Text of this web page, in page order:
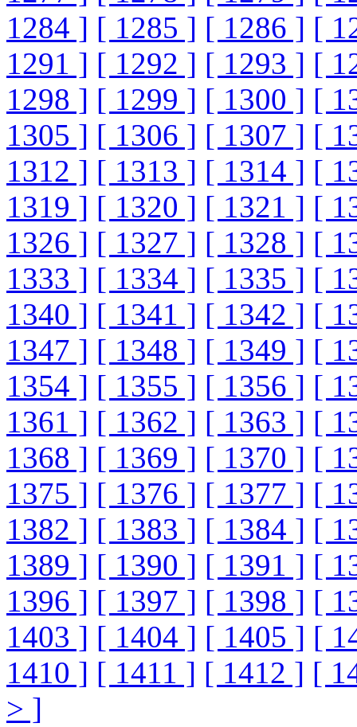
1284 ] [ 1285 ] [ 1286 ] [
1291 ] [ 1292 ] [ 1293 ] [
1298 ] [ 1299 ] [ 1300 ] [
1305 ] [ 1306 ] [ 1307 ] [
1312 ] [ 1313 ] [ 1314 ] [
1319 ] [ 1320 ] [ 1321 ] [
1326 ] [ 1327 ] [ 1328 ] [
1333 ] [ 1334 ] [ 1335 ] [
1340 ] [ 1341 ] [ 1342 ] [
1347 ] [ 1348 ] [ 1349 ] [
1354 ] [ 1355 ] [ 1356 ] [
1361 ] [ 1362 ] [ 1363 ] [
1368 ] [ 1369 ] [ 1370 ] [
1375 ] [ 1376 ] [ 1377 ] [
1382 ] [ 1383 ] [ 1384 ] [
1389 ] [ 1390 ] [ 1391 ] [
1396 ] [ 1397 ] [ 1398 ] [
1403 ] [ 1404 ] [ 1405 ] [
1410 ] [ 1411 ] [ 1412 ] [
> ]